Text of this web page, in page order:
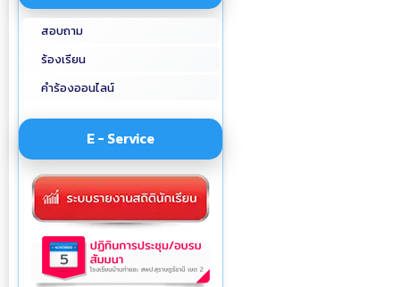
สอบถาม
ร้องเรียน
คำร้องออนไลน์
E - Service